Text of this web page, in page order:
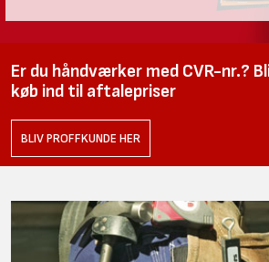
Er du håndværker med CVR-nr.?
køb ind til aftalepriser
BLIV PROFFKUNDE HER